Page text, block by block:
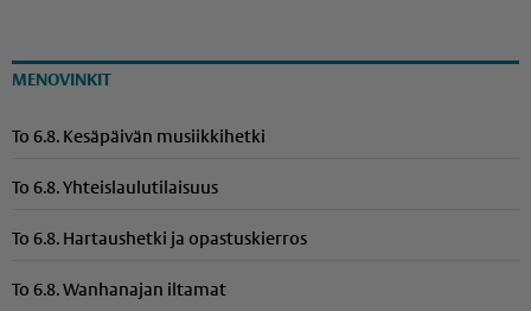
MENOVINKIT
To 6.8. Kesäpäivän musiikkihetki
To 6.8. Yhteis­lau­lu­ti­laisuus
To 6.8. Hartaushetki ja opastuskierros
To 6.8. Wanhanajan iltamat